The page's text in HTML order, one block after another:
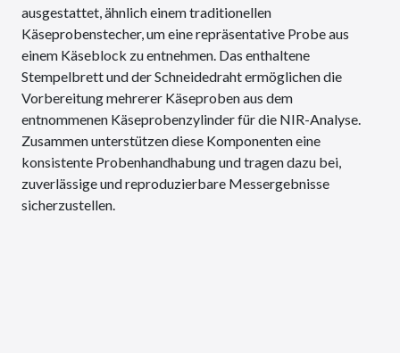
ausgestattet, ähnlich einem traditionellen
Käseprobenstecher, um eine repräsentative Probe aus
einem Käseblock zu entnehmen. Das enthaltene
Stempelbrett und der Schneidedraht ermöglichen die
Vorbereitung mehrerer Käseproben aus dem
entnommenen Käseprobenzylinder für die NIR-Analyse.
Zusammen unterstützen diese Komponenten eine
konsistente Probenhandhabung und tragen dazu bei,
zuverlässige und reproduzierbare Messergebnisse
sicherzustellen.